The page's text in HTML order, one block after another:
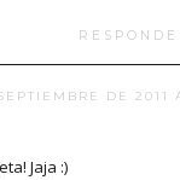
DE 2011
Jaja :)